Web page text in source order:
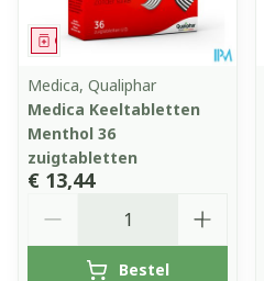
Geneesmiddel
Medica, Qualiphar
Medica Keeltabletten
Menthol 36
zuigtabletten
€ 13,44
Bestel